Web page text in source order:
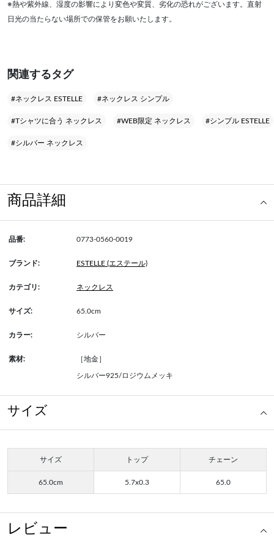
※熱や紫外線、湿度の影響により変色や変質、劣化の恐れがございます。直射
日光の当たらない場所での保管をお願いたします。
関連するタグ
#ネックレス ESTELLE #ネックレス シンプル
#Tシャツに合う ネックレス #WEB限定 ネックレス #シンプル ESTELLE
#シルバー ネックレス
商品詳細
品番: 0773-0560-0019
ブランド: ESTELLE (エステール)
カテゴリ: ネックレス
サイズ: 65.0cm
カラー: シルバー
素材: ［地金］
シルバー925/ロジウムメッキ
サイズ
サイズ トップ チェーン
65.0cm 5.7x0.3 65.0
レビュー